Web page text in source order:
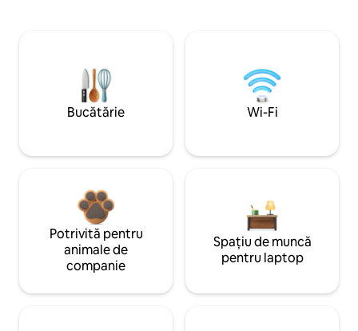
Bucătărie Wi-Fi
Potrivită pentru
animale de
companie
Spațiu de muncă
pentru laptop